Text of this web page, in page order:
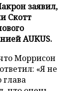
заявил,
Скотт
AUKUS.
Моррисон
«Я не